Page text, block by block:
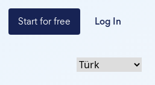
Start for free Log In